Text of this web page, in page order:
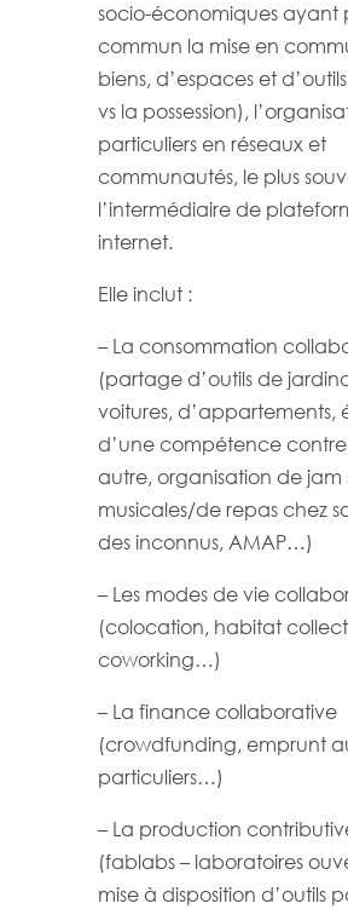
socio-économiques ayant
commun la mise en
biens, d’espaces et
vs la possession),
particuliers en réseaux et
communautés, le plus
l’intermédiaire de
internet.
Elle inclut :
– La consommation
(partage d’outils de
voitures, d’appartements,
d’une compétence
autre, organisation de jam
musicales/de repas chez
des inconnus, AMAP…)
– Les modes de vie
(colocation, habitat
coworking…)
– La finance collaborative
(crowdfunding, emprunt
particuliers…)
– La production
(fablabs – laboratoires
mise à disposition d’outils